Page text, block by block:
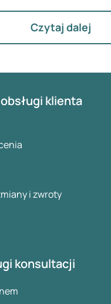
większe
i funkcjonowania
Czytaj dalej
klienta
i zwroty
konsultacji